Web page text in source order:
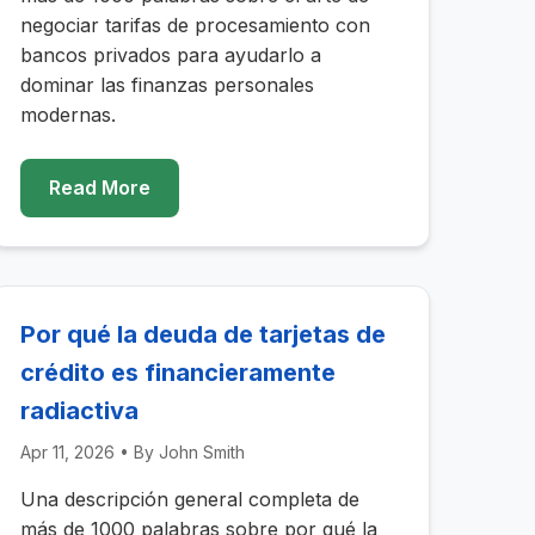
negociar tarifas de procesamiento con
bancos privados para ayudarlo a
dominar las finanzas personales
modernas.
Read More
Por qué la deuda de tarjetas de
crédito es financieramente
radiactiva
Apr 11, 2026 • By John Smith
Una descripción general completa de
más de 1000 palabras sobre por qué la